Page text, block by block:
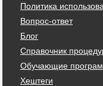
Политика
Вопрос-ответ
Блог
Справочник
Обучающие
Хештеги